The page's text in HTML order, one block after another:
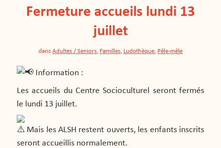
Fermeture accueils lundi 13
juillet
dansAdultes / Seniors, Familles, Ludothèque, Pêle-mêle
Information :
Les accueils du Centre Socioculturel seront fermés
le lundi 13 juillet.
Mais les ALSH restent ouverts, les enfants inscrits
seront accueillis normalement.